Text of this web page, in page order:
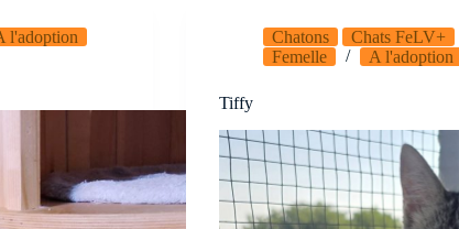
l'adoption Chatons
Chats FeLV+
Femelle
A l'adoption
Tiffy